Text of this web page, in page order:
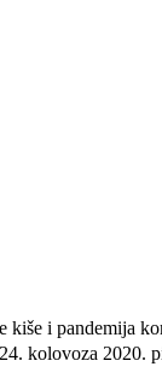
kiše i pandemija
kolovoza 2020.